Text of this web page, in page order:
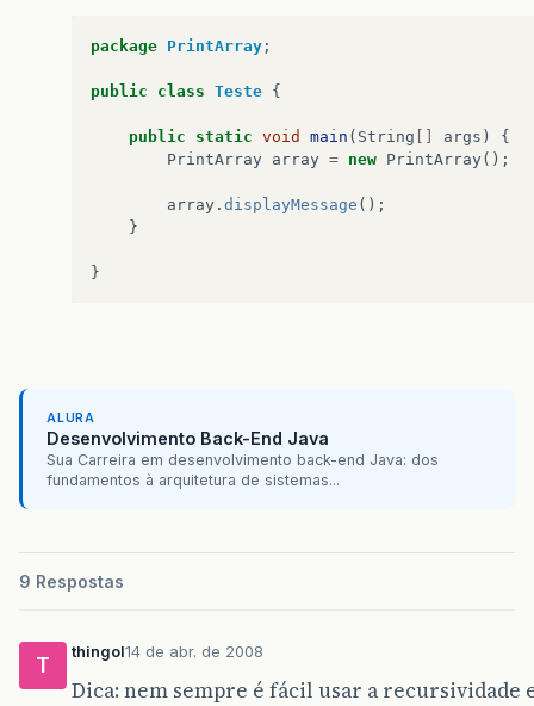
package PrintArray ;
public class Teste {
public static void main ( String args )
{
PrintArray array = new PrintArray();
array . displayMessage ();
}
}
ALURA
Desenvolvimento Back-End Java
Sua Carreira em desenvolvimento back-end Java: dos
fundamentos à arquitetura de sistemas...
9 Respostas
T
thingol14 de abr. de 2008
Dica: nem sempre é fácil usar a recursividade